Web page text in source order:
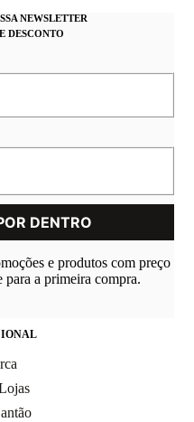
NEWSLETTER
DESCONTO
e produtos com preço
a primeira compra.